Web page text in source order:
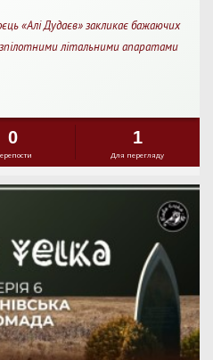
«Алі Дудаєв» закликає бажаючих
літальними апаратами
0 1
Для перегляду